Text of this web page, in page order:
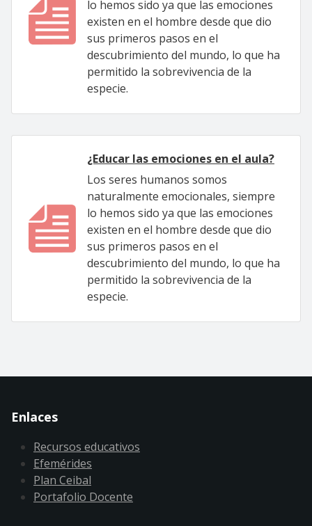
lo hemos sido ya que las emociones
existen en el hombre desde que dio
sus primeros pasos en el
descubrimiento del mundo, lo que ha
permitido la sobrevivencia de la
especie.
¿Educar las emociones en el aula?
Los seres humanos somos
naturalmente emocionales, siempre
lo hemos sido ya que las emociones
existen en el hombre desde que dio
sus primeros pasos en el
descubrimiento del mundo, lo que ha
permitido la sobrevivencia de la
especie.
Enlaces
Recursos educativos
Efemérides
Plan Ceibal
Portafolio Docente